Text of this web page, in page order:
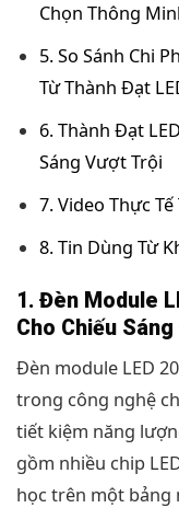
Chọn Thông
5. So Sánh Chi
Từ Thành Đạt
6. Thành Đạt
Sáng Vượt Trội
7. Video Thực
8. Tin Dùng Từ
1. Đèn Module
Cho Chiếu
Đèn module LED
trong công nghệ
tiết kiệm năng
gồm nhiều chip
học trên một bảng